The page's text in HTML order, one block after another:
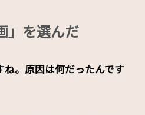
」を選んだ
ね。原因は何だったんです